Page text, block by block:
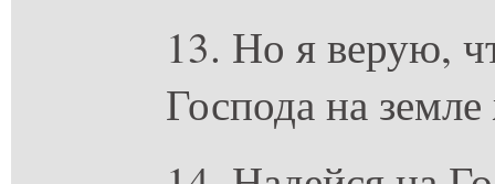
13. Но я верую,
Господа на